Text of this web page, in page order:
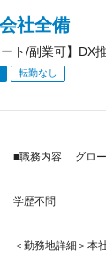
社全備
ート/副業可】
転勤なし
■職務内容 グロー
学歴不問
＜勤務地詳細＞本